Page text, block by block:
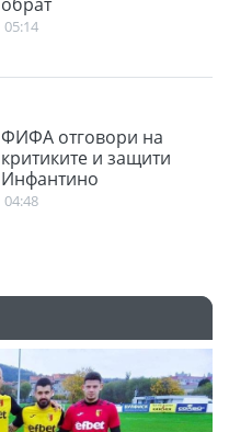
05:14
ФИФА отговори на
критиките и защити
Инфантино
04:48